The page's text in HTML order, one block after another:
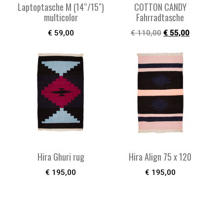
Laptoptasche M (14“/15″)
multicolor
€ 59,00
COTTON CANDY
Fahrradtasche
€110,00 € 55,00
Hira Ghuri rug
€ 195,00
Hira Align 75 x 120
€ 195,00